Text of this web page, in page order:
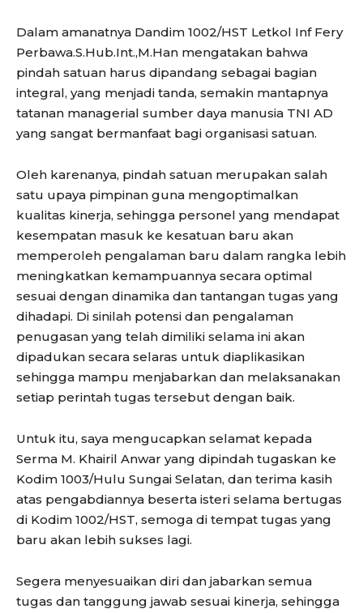
Dalam amanatnya Dandim 1002/HST Letkol Inf Fery
Perbawa.S.Hub.Int.,M.Han mengatakan bahwa
pindah satuan harus dipandang sebagai bagian
integral, yang menjadi tanda, semakin mantapnya
tatanan managerial sumber daya manusia TNI AD
yang sangat bermanfaat bagi organisasi satuan.
Oleh karenanya, pindah satuan merupakan salah
satu upaya pimpinan guna mengoptimalkan
kualitas kinerja, sehingga personel yang mendapat
kesempatan masuk ke kesatuan baru akan
memperoleh pengalaman baru dalam rangka lebih
meningkatkan kemampuannya secara optimal
sesuai dengan dinamika dan tantangan tugas yang
dihadapi. Di sinilah potensi dan pengalaman
penugasan yang telah dimiliki selama ini akan
dipadukan secara selaras untuk diaplikasikan
sehingga mampu menjabarkan dan melaksanakan
setiap perintah tugas tersebut dengan baik.
Untuk itu, saya mengucapkan selamat kepada
Serma M. Khairil Anwar yang dipindah tugaskan ke
Kodim 1003/Hulu Sungai Selatan, dan terima kasih
atas pengabdiannya beserta isteri selama bertugas
di Kodim 1002/HST, semoga di tempat tugas yang
baru akan lebih sukses lagi.
Segera menyesuaikan diri dan jabarkan semua
tugas dan tanggung jawab sesuai kinerja, sehingga